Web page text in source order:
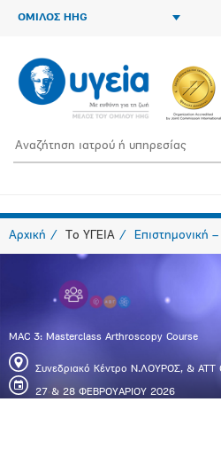
ΟΜΙΛΟΣ HHG
Αρχική Το ΥΓΕΙΑ Επιστημονική
MAC 3: Masterclass Arthroscopy Course
Συνεδριακό Κέντρο Ν.ΛΟΥΡΟΣ, & ATT
27 & 28 ΦΕΒΡΟΥΑΡΙΟΥ 2026